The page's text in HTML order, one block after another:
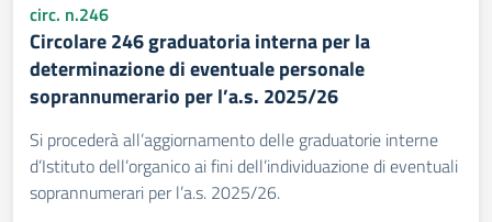
circ. n.246
Circolare 246 graduatoria interna per la
determinazione di eventuale personale
soprannumerario per l’a.s. 2025/26
Si procederà all’aggiornamento delle graduatorie interne
d’Istituto dell’organico ai fini dell’individuazione di eventuali
soprannumerari per l’a.s. 2025/26.